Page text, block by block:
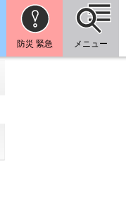
防災 緊急 メニュー